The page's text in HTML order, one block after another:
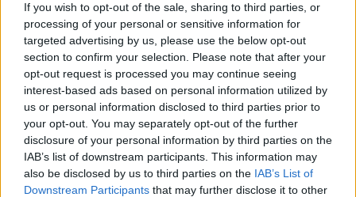
If you wish to opt-out of the sale, sharing to third parties, or
processing of your personal or sensitive information for
targeted advertising by us, please use the below opt-out
section to confirm your selection. Please note that after your
opt-out request is processed you may continue seeing
interest-based ads based on personal information utilized by
us or personal information disclosed to third parties prior to
your opt-out. You may separately opt-out of the further
disclosure of your personal information by third parties on the
IAB’s list of downstream participants. This information may
also be disclosed by us to third parties on the IAB’s List of
Downstream Participants that may further disclose it to other
Atei-Vidago (24/11 15h00)
Cerva-Mondinense (24/11 15h00)
Mesão Frio-Montalegre (24/11 15h00)
Vilar Perdizes-Sabroso (24/11 15h00)
Constantim-Santa Marta (24/11 15h00)
Sabrosa-Valpaços (24/11 15h00)
Chaves B-Murça (24/11 15h00)
Pedras Salgadas-Fontelas (24/11 15h00)
Folga: Vila Pouca